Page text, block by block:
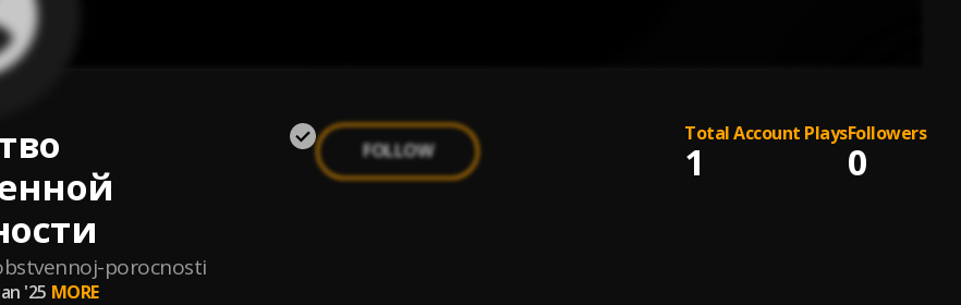
porocnosti
FOLLOW
Total Account Plays
1
Followers
0
'25 MORE